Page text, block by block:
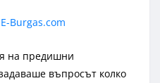
на предишни
въпросът колко